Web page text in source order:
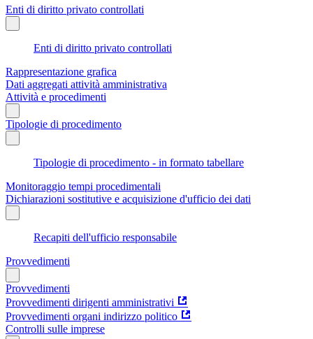
Enti di diritto privato controllati
Enti di diritto privato controllati
Rappresentazione grafica
Dati aggregati attività amministrativa
Attività e procedimenti
Tipologie di procedimento
Tipologie di procedimento - in formato tabellare
Monitoraggio tempi procedimentali
Dichiarazioni sostitutive e acquisizione d'ufficio dei dati
Recapiti dell'ufficio responsabile
Provvedimenti
Provvedimenti
Provvedimenti dirigenti amministrativi
Provvedimenti organi indirizzo politico
Controlli sulle imprese